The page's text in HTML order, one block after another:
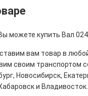
можете купить Вал
вам товар в
своим транспортом
Новосибирск,
и Владивосток.